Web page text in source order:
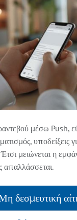
μέσω Push,
υποδείξεις
Έτσι μειώνεται η
απαλλάσσεται.
δεσμευτική